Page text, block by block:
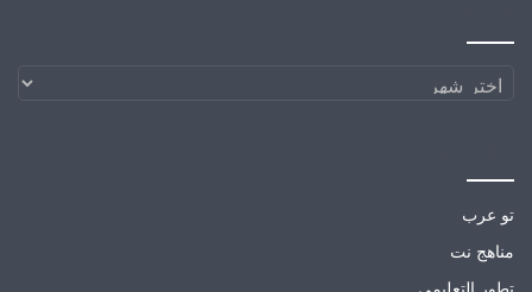
الارشيف
تو عرب
مناهج نت
تطور التعليمي